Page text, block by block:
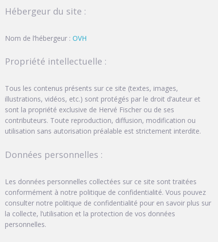
Hébergeur du site :
Nom de l’hébergeur : OVH
Propriété intellectuelle :
Tous les contenus présents sur ce site (textes, images,
illustrations, vidéos, etc.) sont protégés par le droit d’auteur et
sont la propriété exclusive de Hervé Fischer ou de ses
contributeurs. Toute reproduction, diffusion, modification ou
utilisation sans autorisation préalable est strictement interdite.
Données personnelles :
Les données personnelles collectées sur ce site sont traitées
conformément à notre politique de confidentialité. Vous pouvez
consulter notre politique de confidentialité pour en savoir plus sur
la collecte, l’utilisation et la protection de vos données
personnelles.